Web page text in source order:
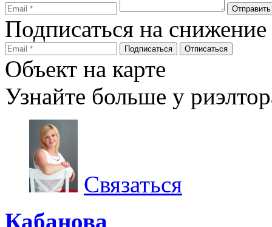
Подписаться на
Объект на карте
Узнайте больше у
Связаться
Кабанова